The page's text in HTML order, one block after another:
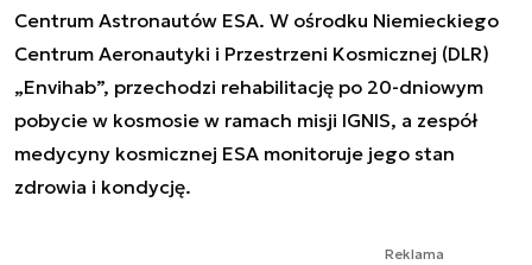
Centrum Astronautów ESA. W ośrodku Niemieckiego
Centrum Aeronautyki i Przestrzeni Kosmicznej (DLR)
„Envihab”, przechodzi rehabilitację po 20-dniowym
pobycie w kosmosie w ramach misji IGNIS, a zespół
medycyny kosmicznej ESA monitoruje jego stan
zdrowia i kondycję.
Reklama